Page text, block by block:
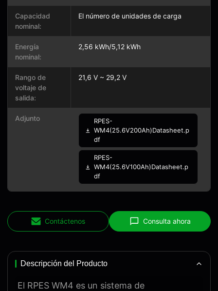
Capacidad
nominal:
El número de unidades de carga
Energía
nominal:
2,56 kWh/5,12 kWh
Rango de
voltaje de
salida:
21,6 V ~ 29,2 V
Adjunto
RPES-
WM4(25.6V200Ah)Datasheet.p
df
RPES-
WM4(25.6V100Ah)Datasheet.p
df
Contáctenos Consulta ahora
Descripción del Producto
El RPES WM4 es un sistema de